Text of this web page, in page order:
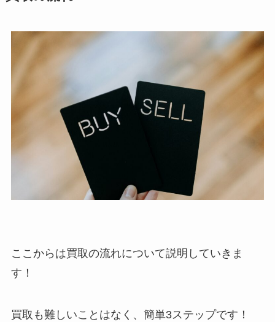
ここからは買取の流れについて説明していきま
す！
買取も難しいことはなく、簡単3ステップです！